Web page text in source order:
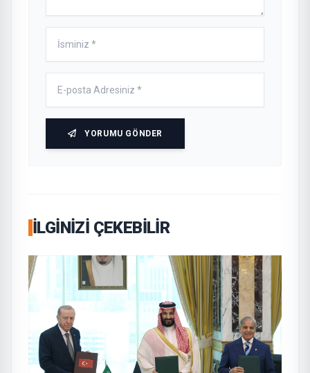
YORUMU GÖNDER
İLGINIZI ÇEKEBILIR